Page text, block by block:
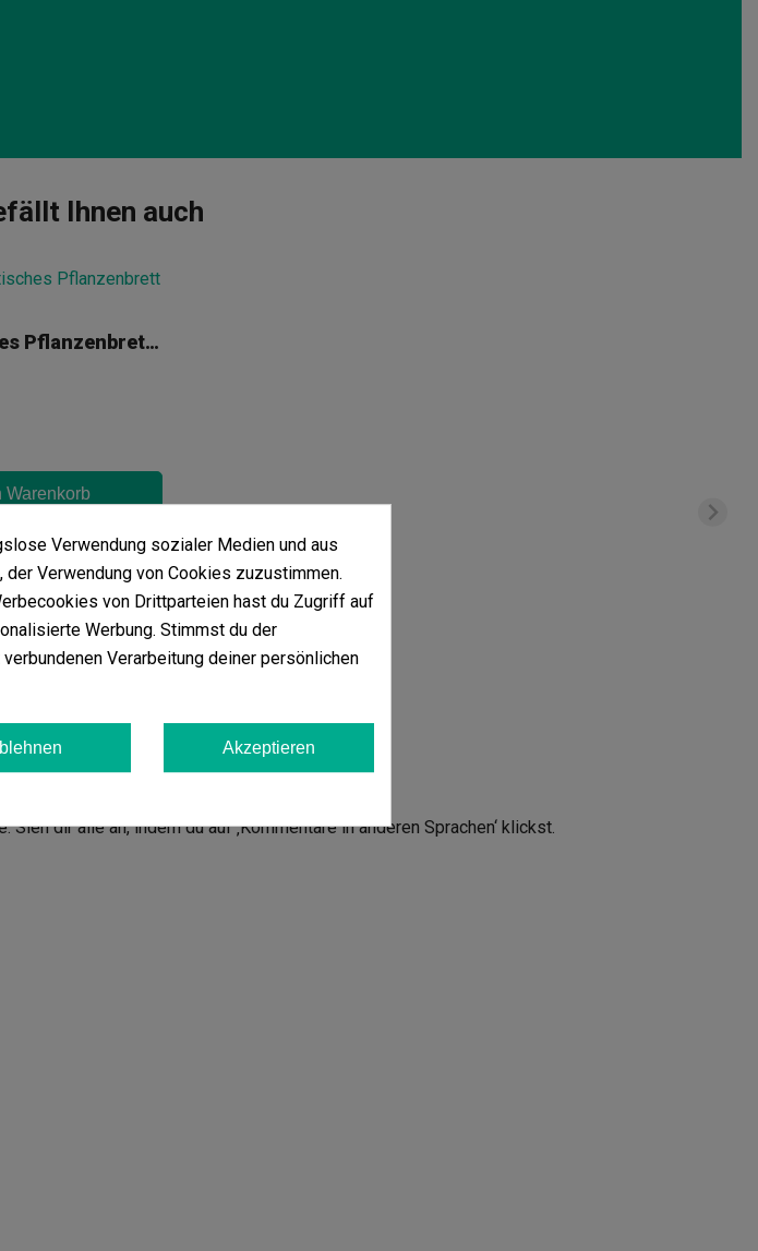
Ihnen auch
Quadratisches Pflanzenbrett - 80 X 80 Cm
Warenkorb
80x80x160 cm
dir alle an, indem du auf ‚Kommentare in anderen Sprachen‘ klickst.
Verwendung sozialer Medien und aus
Verwendung von Cookies zuzustimmen.
von Drittparteien hast du Zugriff auf
Werbung. Stimmst du der
Verarbeitung deiner persönlichen
Akzeptieren